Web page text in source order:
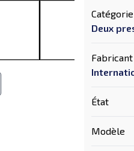
Catégorie
Deux
Fabricant
État
Modèle